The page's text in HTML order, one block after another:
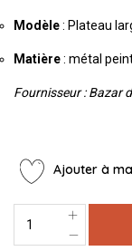
Modèle: Plateau
Matière: métal
Fournisseur : Bazar
Ajouter à